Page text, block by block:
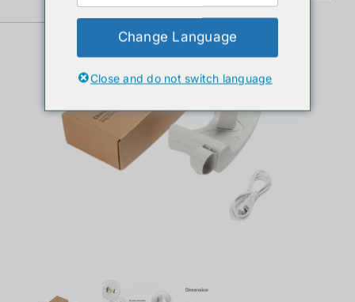
휴머노이드 로봇
서비스
회사 소개
Change Language
Close and do not switch language